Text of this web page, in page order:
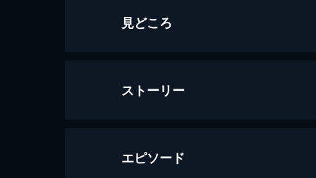
見どころ
ストーリー
エピソード